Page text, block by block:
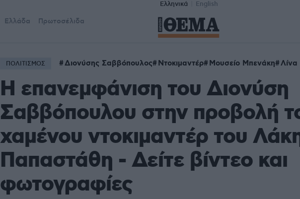
Ελληνικά English
Ελλάδα Πρωτοσέλιδα
ΠΟΛΙΤΙΣΜΟΣ Διονύσης Σαββόπουλος Ντοκιμαντέρ Μουσείο Μπενάκη
Η επανεμφάνιση του Διονύση
Σαββόπουλου στην προβολή
χαμένου ντοκιμαντέρ του
Παπαστάθη - Δείτε βίντεο και
φωτογραφίες